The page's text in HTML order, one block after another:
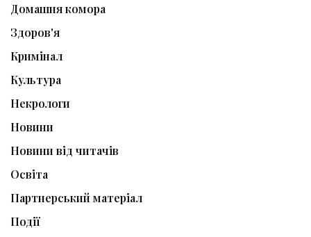
Домашня комора
Здоров'я
Кримінал
Культура
Некрологи
Новини
Новини від читачів
Освіта
Партнерський матеріал
Події